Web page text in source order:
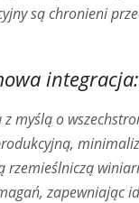
są chronieni
integracja:
myślą o
rzemieślniczą
zapewniając